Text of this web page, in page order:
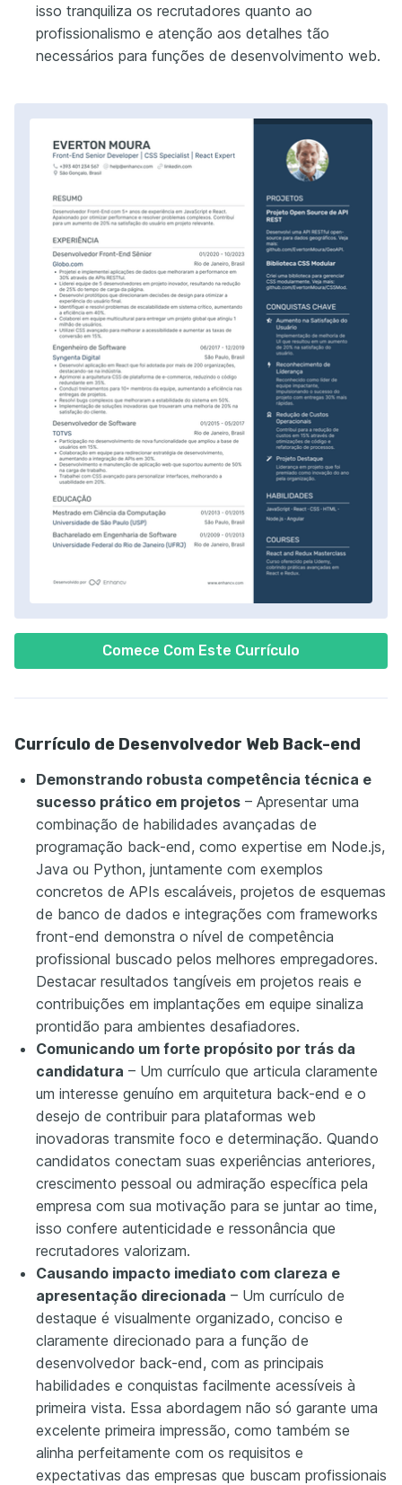
Comece Com Este Currículo
isso tranquiliza os recrutadores quanto ao
profissionalismo e atenção aos detalhes tão
necessários para funções de desenvolvimento web.
Currículo de Desenvolvedor Web Back-end
Demonstrando robusta competência técnica e
sucesso prático em projetos – Apresentar uma
combinação de habilidades avançadas de
programação back-end, como expertise em Node.js,
Java ou Python, juntamente com exemplos
concretos de APIs escaláveis, projetos de esquemas
de banco de dados e integrações com frameworks
front-end demonstra o nível de competência
profissional buscado pelos melhores empregadores.
Destacar resultados tangíveis em projetos reais e
contribuições em implantações em equipe sinaliza
prontidão para ambientes desafiadores.
Comunicando um forte propósito por trás da
candidatura – Um currículo que articula claramente
um interesse genuíno em arquitetura back-end e o
desejo de contribuir para plataformas web
inovadoras transmite foco e determinação. Quando
candidatos conectam suas experiências anteriores,
crescimento pessoal ou admiração específica pela
empresa com sua motivação para se juntar ao time,
isso confere autenticidade e ressonância que
recrutadores valorizam.
Causando impacto imediato com clareza e
apresentação direcionada – Um currículo de
destaque é visualmente organizado, conciso e
claramente direcionado para a função de
desenvolvedor back-end, com as principais
habilidades e conquistas facilmente acessíveis à
primeira vista. Essa abordagem não só garante uma
excelente primeira impressão, como também se
alinha perfeitamente com os requisitos e
expectativas das empresas que buscam profissionais